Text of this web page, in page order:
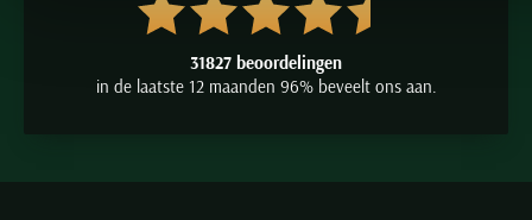
31827 beoordelingen
in de laatste 12 maanden 96% beveelt ons aan.